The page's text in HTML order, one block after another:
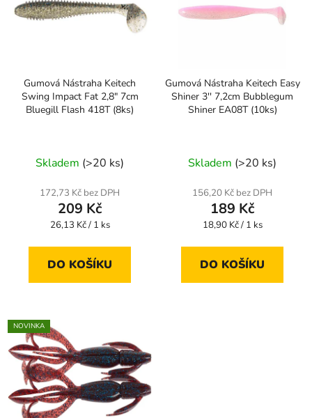
Gumová Nástraha Keitech
Swing Impact Fat 2,8" 7cm
Bluegill Flash 418T (8ks)
Skladem (>20 ks)
172,73 Kč bez DPH
209 Kč
Měrná
26,13 Kč / 1 ks
DO KOŠÍKU
Gumová Nástraha Keitech Easy
Shiner 3'' 7,2cm Bubblegum
Shiner EA08T (10ks)
Skladem (>20 ks)
156,20 Kč bez DPH
189 Kč
Měrná
18,90 Kč / 1 ks
DO KOŠÍKU
NOVINKA